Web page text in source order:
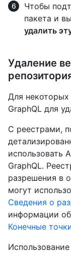
Чтобы
пакета и
удалить
Удаление
Для
GraphQL для
С реестрами,
использовать
GraphQL.
разрешения в
могут
Сведения о
информации об
Конечные